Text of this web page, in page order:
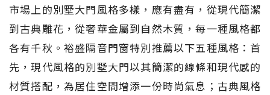
市場上的別墅大門風格多樣，應有盡有，從現代簡潔
到古典雕花，從奢華金屬到自然木質，每一種風格都
各有千秋。裕盛隔音門窗特別推薦以下五種風格：首
先，現代風格的別墅大門以其簡潔的線條和現代感的
材質搭配，為居住空間增添一份時尚氣息；古典風格